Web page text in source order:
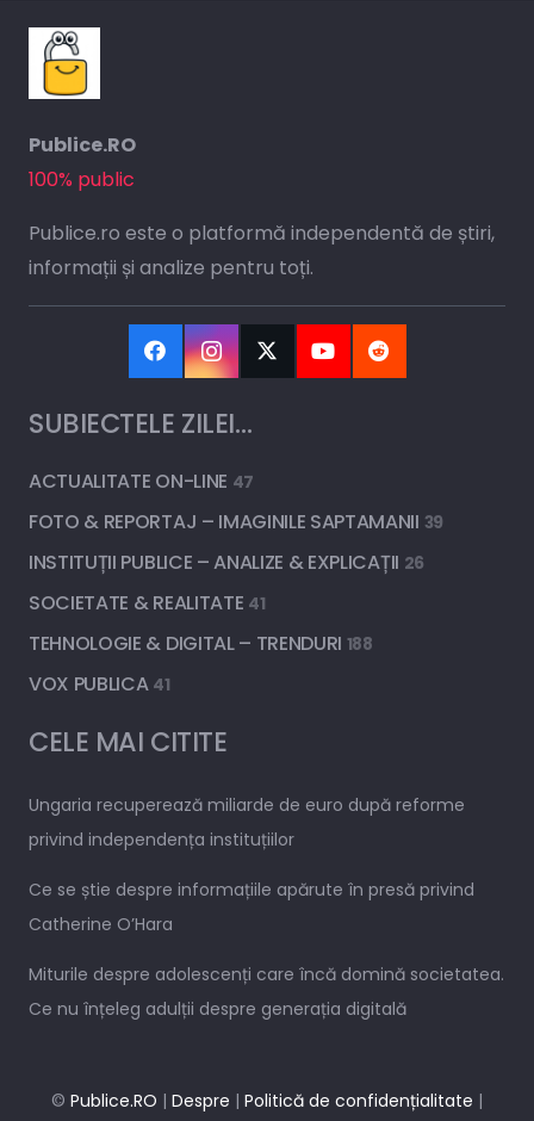
Publice.RO
100% public
Publice.ro este o platformă independentă de știri,
informații și analize pentru toți.
SUBIECTELE ZILEI…
ACTUALITATE ON-LINE 47
FOTO & REPORTAJ – IMAGINILE SAPTAMANII 39
INSTITUȚII PUBLICE – ANALIZE & EXPLICAȚII 26
SOCIETATE & REALITATE 41
TEHNOLOGIE & DIGITAL – TRENDURI 188
VOX PUBLICA 41
CELE MAI CITITE
Ungaria recuperează miliarde de euro după reforme
privind independența instituțiilor
Ce se știe despre informațiile apărute în presă privind
Catherine O’Hara
Miturile despre adolescenți care încă domină societatea.
Ce nu înțeleg adulții despre generația digitală
© Publice.RO | Despre | Politică de confidențialitate |